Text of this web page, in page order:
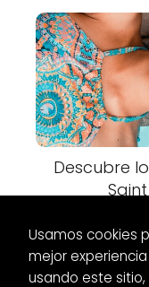
Descubre
Usamos cookies
mejor
usando este